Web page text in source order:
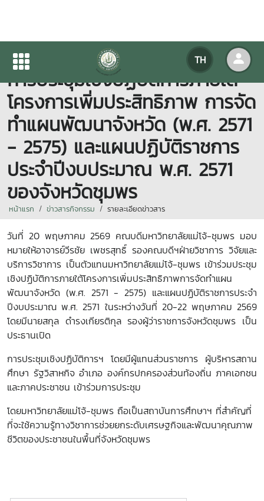
TH
รองคณบดีฝ่ายวิชาการฯ เข้าร่วม
การประชุมเชิงปฏิบัติการภายใต้
โครงการเพิ่มประสิทธิภาพ การจัด
ทำแผนพัฒนาจังหวัด (พ.ศ. 2571
- 2575) และแผนปฏิบัติราชการ
ประจำปีงบประมาณ พ.ศ. 2571
ของจังหวัดชุมพร
หน้าแรก ข่าวสารกิจกรรม รายละเอียดข่าวสาร
วันที่ 20 พฤษภาคม2569 คณบดีมหาวิทยาลัยแม่โจ้-ชุมพร มอบ
หมายให้อาจารย์วีรชัย เพชรสุทธิ์ รองคณบดีฯฝ่ายวิชาการ วิจัยและ
บริการวิชาการ เป็นตัวแทนมหาวิทยาลัยแม่โจ้-ชุมพร เข้าร่วมประชุม
เชิงปฏิบัติการภายใต้โครงการเพิ่มประสิทธิภาพการจัดทำแผน
พัฒนาจังหวัด (พ.ศ. 2571 - 2575) และแผนปฏิบัติราชการประจำ
ปีงบประมาณ พ.ศ.2571 ในระหว่างวันที่ 20-22 พฤษภาคม2569
โดยมีนายสกุล ดำรงเกียรติกุล รองผู้ว่าราชการจังหวัดชุมพร เป็น
ประธานเปิด
การประชุมเชิงปฏิบัติการฯ โดยมีผู้แทนส่วนราชการ ผู้บริหารสถาน
ศึกษา รัฐวิสาหกิจ อำเภอ องค์กรปกครองส่วนท้องถิ่น ภาคเอกชน
และภาคประชาชน เข้าร่วมการประชุม
โดยมหาวิทยาลัยแม่โจ้-ชุมพร ถือเป็นสถาบันการศึกษาฯ ที่สำคัญที่
ที่จะใช้ความรู้ทางวิชาการช่วยยกระดับเศรษฐกิจและพัฒนาคุณภาพ
ชีวิตของประชาชนในพื้นที่จังหวัดชุมพร